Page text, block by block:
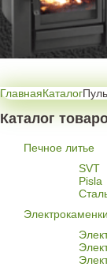
ГлавнаяКаталог
Каталог
Печное литье
SVT
Pisla
Электрокаменки